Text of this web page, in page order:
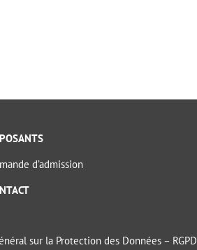
d’admission
sur la Protection des Données – RGPD